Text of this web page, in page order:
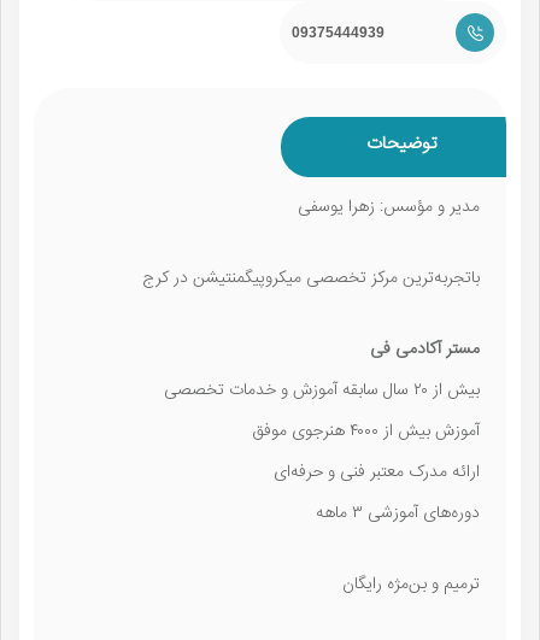
09375444939
توضیحات
مدیر و مؤسس: زهرا یوسفی
با‌تجربه‌ترین مرکز تخصصی میکروپیگمنتیشن در کرج
مستر آکادمی فی
بیش از ۲۰ سال سابقه آموزش و خدمات تخصصی
آموزش بیش از ۴۰۰۰ هنرجوی موفق
ارائه مدرک معتبر فنی و حرفه‌ای
دوره‌های آموزشی ۳ ماهه
ترمیم و بن‌مژه رایگان